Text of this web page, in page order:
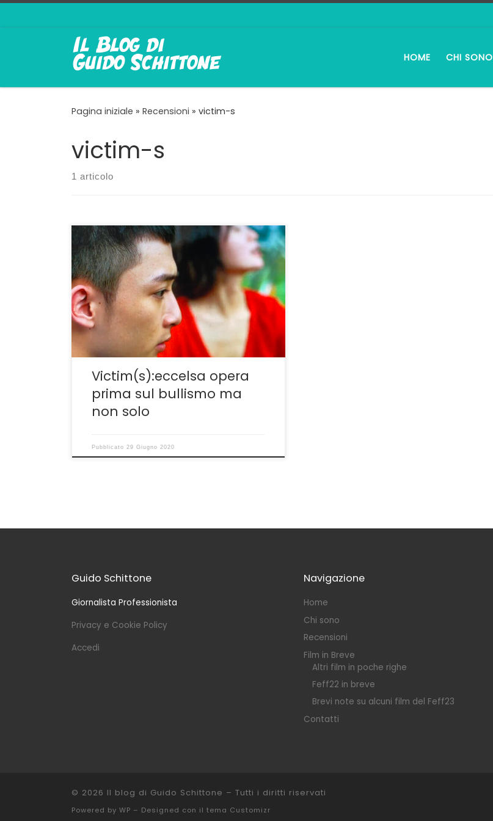
HOME CHI SONO
Pagina iniziale » Recensioni » victim-s
victim-s
1 articolo
Victim(s), la parentesi non è un errore, è la
sorprendente quanto importante opera
prima della regista cinese Layla Xhuqing Ji
presentata in prima mondiale al FEFF22 dopo
essere stata girata in Malaysia per sfuggire
alla potenziale tenaglia della censura cinese.
Specifico che non sono un distributore ma se
possedessi denaro […]
Victim(s):eccelsa opera
prima sul bullismo ma
non solo
Pubblicato 29 Giugno 2020
Guido Schittone
Giornalista Professionista
Privacy e Cookie Policy
Accedi
Navigazione
Home
Chi sono
Recensioni
Film in Breve
Altri film in poche righe
Feff22 in breve
Brevi note su alcuni film del Feff23
Contatti
© 2026 Il blog di Guido Schittone – Tutti i diritti riservati
Powered by WP – Designed con il tema Customizr